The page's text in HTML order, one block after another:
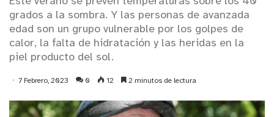
grados a la sombra. Y las personas de avanzada
edad son un grupo vulnerable por los golpes de
calor, la falta de hidratación y las heridas en la
piel producto del sol.
7 Febrero, 2023 0 12 2 minutos de lectura